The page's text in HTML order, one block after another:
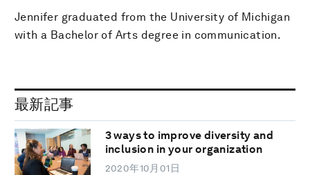
Jennifer graduated from the University of Michigan
with a Bachelor of Arts degree in communication.
最新記事
3 ways to improve diversity and
inclusion in your organization
2020年10月01日